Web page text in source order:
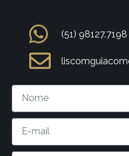
(51) 98127.7198